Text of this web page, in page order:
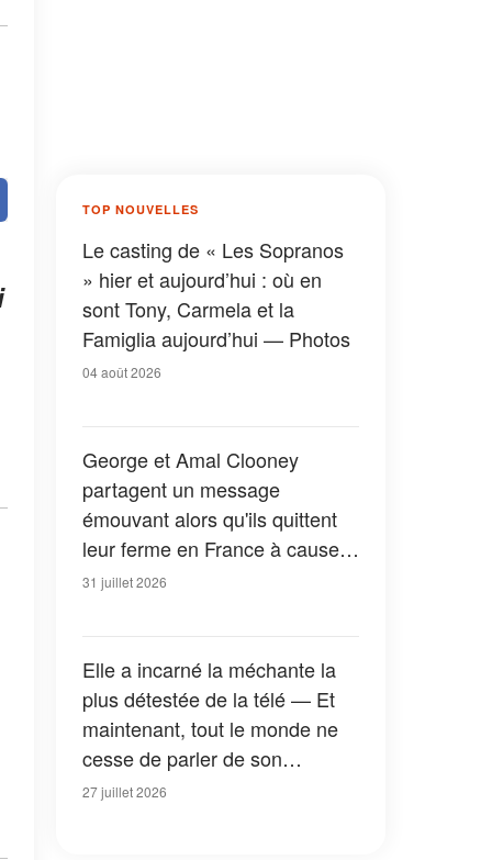
TOP NOUVELLES
Le casting de « Les Sopranos
» hier et aujourd’hui : où en
sont Tony, Carmela et la
Famiglia aujourd’hui — Photos
04 août 2026
George et Amal Clooney
partagent un message
émouvant alors qu'ils quittent
leur ferme en France à cause
des feux de forêt — Tous les
31 juillet 2026
Elle a incarné la méchante la
plus détestée de la télé — Et
maintenant, tout le monde ne
cesse de parler de son
apparition dans la nouvelle
27 juillet 2026